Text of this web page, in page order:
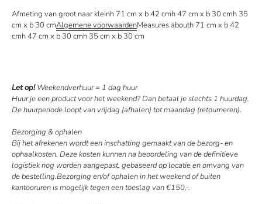
Afmeting van groot naar kleinh 71 cm x b 42 cmh 47 cm x b 30 cmh 35
cm x b 30 cmAlgemene voorwaardenMeasures abouth 71 cm x b 42
cmh 47 cm x b 30 cmh 35 cm x b 30 cm
Let op!Weekendverhuur = 1 dag huur
Huur je een product voor het weekend? Dan betaal je slechts 1 huurdag.
De huurperiode loopt van vrijdag (afhalen) tot maandag (retourneren).
Bezorging & ophalen
Bij het afrekenen wordt een inschatting gemaakt van de bezorg- en
ophaalkosten. Deze kosten kunnen na beoordeling van de definitieve
logistiek nog worden aangepast, gebaseerd op locatie en omvang van
de bestelling.Bezorging en/of ophalen in het weekend of buiten
kantooruren is mogelijk tegen een toeslag van €150,-.